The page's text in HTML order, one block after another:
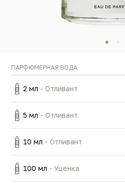
ПАРФЮМЕРНАЯ ВОДА
2 мл - Отливант
5 мл - Отливант
10 мл - Отливант
100 мл - Уценка